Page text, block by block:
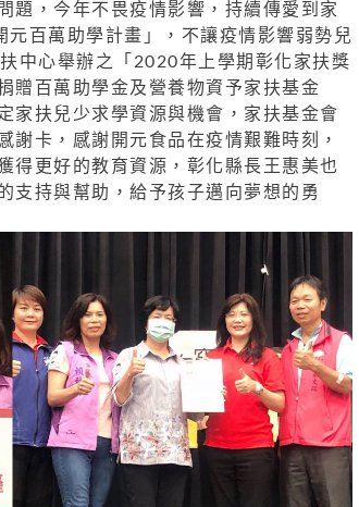
題，今年不畏疫情影響， 持續傳愛到家
元百萬助學計畫」，不讓疫情影響弱勢兒
中心舉辦之「 2020年上學期彰化家扶獎
贈百萬助學金及營養物資予家扶基金
家扶兒少求學資源與機會， 家扶基金會
謝卡， 感謝開元食品在疫情艱難時刻，
得更好的教育資源， 彰化縣長王惠美也
支持與幫助，給予孩子邁向夢想的勇